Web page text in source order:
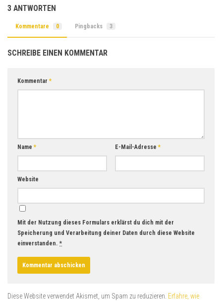
3 ANTWORTEN
Kommentare 0 Pingbacks 3
SCHREIBE EINEN KOMMENTAR
Kommentar*
Name* E-Mail-Adresse*
Website
Mit der Nutzung dieses Formulars erklärst du dich mit der
Speicherung und Verarbeitung deiner Daten durch diese Website
einverstanden. *
Diese Website verwendet Akismet, um Spam zu reduzieren. Erfahre, wie